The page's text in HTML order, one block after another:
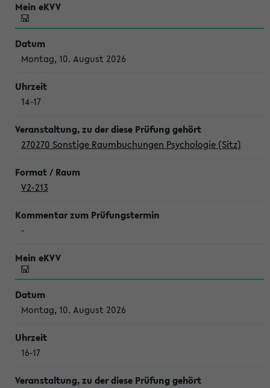
Montag, 10. August 2026
14-17
270270 Sonstige Raumbuchungen Psychologie (Sitz)
V2-213
-
Montag, 10. August 2026
16-17